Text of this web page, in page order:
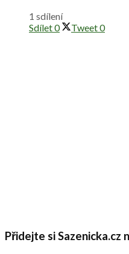
1 sdílení
Sdílet0 Tweet0
Přidejte si Sazenicka.cz